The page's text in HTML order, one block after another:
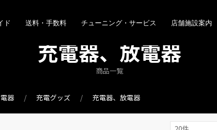
ド 送料・手数料 チューニング・サービス 店舗施設案内
充電器、放電器
商品一覧
器 充電グッズ 充電器、放電器